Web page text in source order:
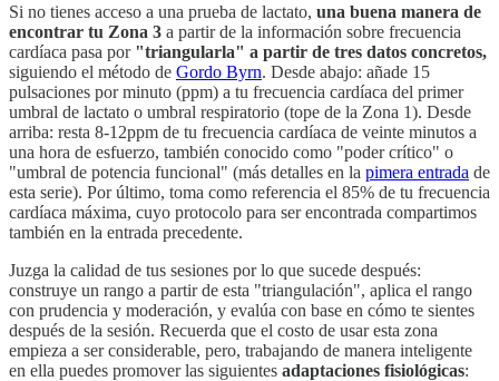
Si no tienes acceso a una prueba de lactato, una buena manera de
encontrar tu Zona 3 a partir de la información sobre frecuencia
cardíaca pasa por "triangularla" a partir de tres datos concretos,
siguiendo el método de Gordo Byrn. Desde abajo: añade 15
pulsaciones por minuto (ppm) a tu frecuencia cardíaca del primer
umbral de lactato o umbral respiratorio (tope de la Zona 1). Desde
arriba: resta 8-12ppm de tu frecuencia cardíaca de veinte minutos a
una hora de esfuerzo, también conocido como "poder crítico" o
"umbral de potencia funcional" (más detalles en la pimera entrada de
esta serie). Por último, toma como referencia el 85% de tu frecuencia
cardíaca máxima, cuyo protocolo para ser encontrada compartimos
también en la entrada precedente.
Juzga la calidad de tus sesiones por lo que sucede después:
construye un rango a partir de esta "triangulación", aplica el rango
con prudencia y moderación, y evalúa con base en cómo te sientes
después de la sesión. Recuerda que el costo de usar esta zona
empieza a ser considerable, pero, trabajando de manera inteligente
en ella puedes promover las siguientes adaptaciones fisiológicas: